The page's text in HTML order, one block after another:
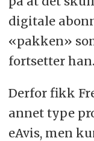
digitale
«pakken»
fortsetter han.
Derfor fikk
annet type
eAvis, men